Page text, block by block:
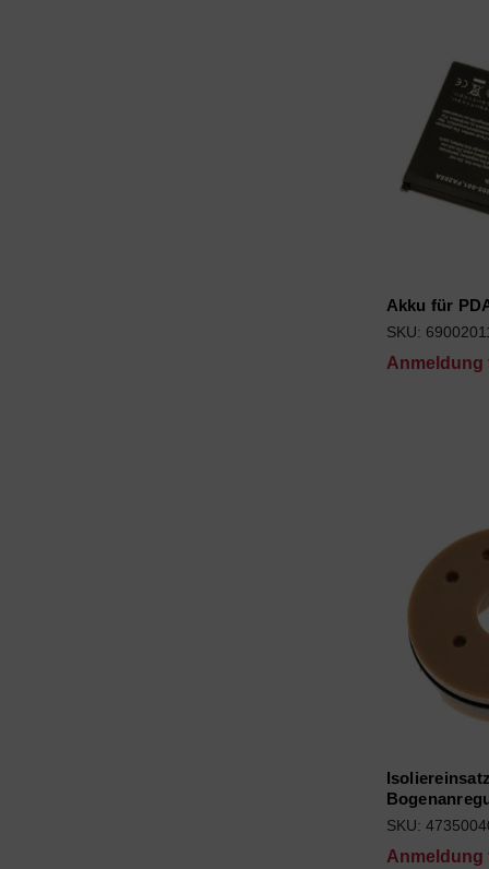
Akku für
SKU:
Anmeldung
SKU:
Anmeldung